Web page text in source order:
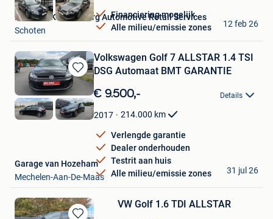
Financiering mogelijk
Alle milieu/emissie zones
BV KARS Koeklenberg Automotive Retail Services
Schoten
12 feb 26
Bewaren
in
Mijn
Favorieten
Volkswagen Golf 7 ALLSTAR 1.4 TSI
DSG Automaat BMT GARANTIE
€ 9.500,- Details
2017 214.000 km
Verlengde garantie
Dealer onderhouden
Testrit aan huis
Alle milieu/emissie zones
Garage van Hozeham
Mechelen-Aan-De-Maas
31 jul 26
VW Golf 1.6 TDI ALLSTAR